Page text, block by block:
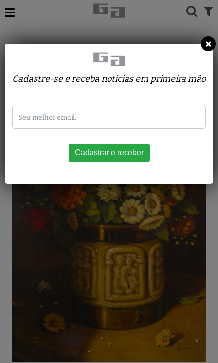
ALBANO VIZOTTO
FLORES
Cadastre-se e receba notícias em primeira mão